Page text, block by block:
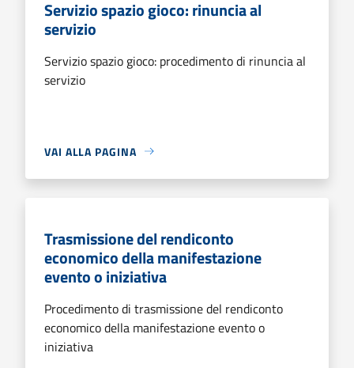
Servizio spazio gioco: rinuncia al
servizio
Servizio spazio gioco: procedimento di rinuncia al
servizio
VAI ALLA PAGINA
Trasmissione del rendiconto
economico della manifestazione
evento o iniziativa
Procedimento di trasmissione del rendiconto
economico della manifestazione evento o
iniziativa